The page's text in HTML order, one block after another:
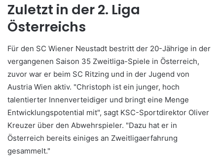
Zuletzt in der 2. Liga
Österreichs
Für den SC Wiener Neustadt bestritt der 20-Jährige in der
vergangenen Saison 35 Zweitliga-Spiele in Österreich,
zuvor war er beim SC Ritzing und in der Jugend von
Austria Wien aktiv. "Christoph ist ein junger, hoch
talentierter Innenverteidiger und bringt eine Menge
Entwicklungspotential mit", sagt KSC-Sportdirektor Oliver
Kreuzer über den Abwehrspieler. "Dazu hat er in
Österreich bereits einiges an Zweitligaerfahrung
gesammelt."